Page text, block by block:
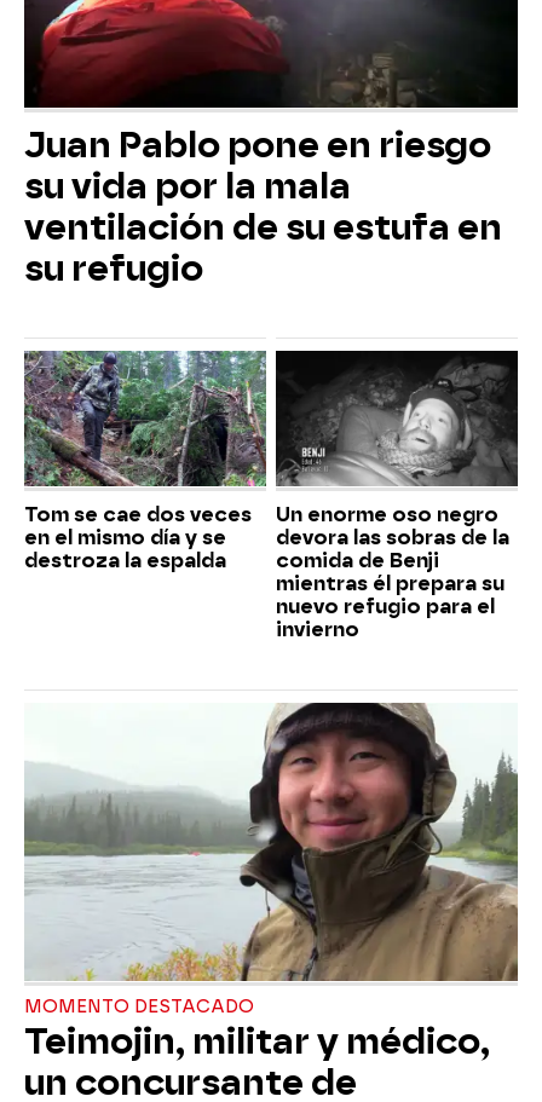
Juan Pablo pone en riesgo
su vida por la mala
ventilación de su estufa en
su refugio
Tom se cae dos veces
en el mismo día y se
destroza la espalda
Un enorme oso negro
devora las sobras de la
comida de Benji
mientras él prepara su
nuevo refugio para el
invierno
MOMENTO DESTACADO
Teimojin, militar y médico,
un concursante de